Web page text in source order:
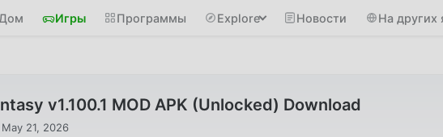
Игры Программы Explore Новости На других
v1.100.1 MOD APK (Unlocked) Download
May 21, 2026